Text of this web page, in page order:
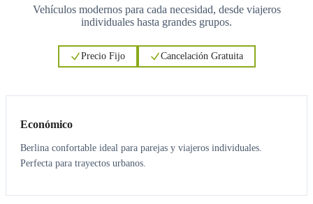
Vehículos modernos para cada necesidad, desde viajeros
individuales hasta grandes grupos.
Precio Fijo Cancelación Gratuita
Económico
Berlina confortable ideal para parejas y viajeros individuales.
Perfecta para trayectos urbanos.
3 3